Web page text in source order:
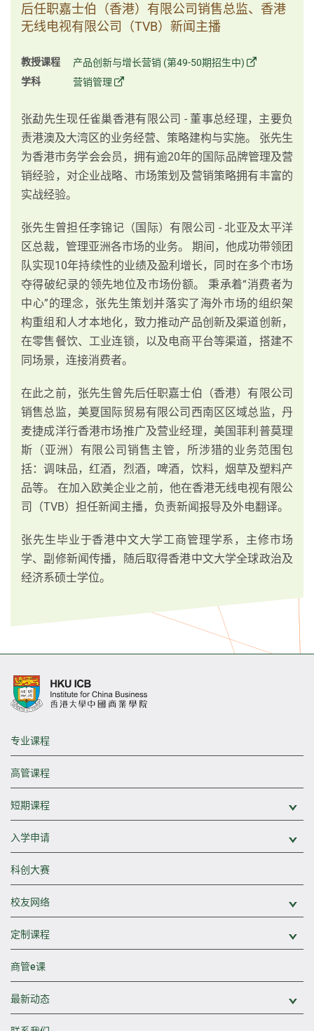
后任职嘉士伯（香港）有限公司销售总监、香港
无线电视有限公司（TVB）新闻主播
教授课程
产品创新与增长营销 (第49-50期招生中)
学科
营销管理
张勐先生现任雀巢香港有限公司 - 董事总经理，主要负
责港澳及大湾区的业务经营、策略建构与实施。 张先生
为香港市务学会会员，拥有逾20年的国际品牌管理及营
销经验，对企业战略、市场策划及营销策略拥有丰富的
实战经验。
张先生曾担任李锦记（国际）有限公司 - 北亚及太平洋
区总裁，管理亚洲各市场的业务。 期间，他成功带领团
队实现10年持续性的业绩及盈利增长，同时在多个市场
夺得破纪录的领先地位及市场份额。 秉承着“消费者为
中心”的理念，张先生策划并落实了海外市场的组织架
构重组和人才本地化，致力推动产品创新及渠道创新，
在零售餐饮、工业连锁，以及电商平台等渠道，搭建不
同场景，连接消费者。
在此之前，张先生曾先后任职嘉士伯（香港）有限公司
销售总监，美夏国际贸易有限公司西南区区域总监，丹
麦捷成洋行香港市场推广及营业经理，美国菲利普莫理
斯（亚洲）有限公司销售主管，所涉猎的业务范围包
括：调味品，红酒，烈酒，啤酒，饮料，烟草及塑料产
品等。 在加入欧美企业之前，他在香港无线电视有限公
司（TVB）担任新闻主播，负责新闻报导及外电翻译。
张先生毕业于香港中文大学工商管理学系，主修市场
学、副修新闻传播，随后取得香港中文大学全球政治及
经济系硕士学位。
专业课程
高管课程
短期课程
入学申请
科创大赛
校友网络
定制课程
商管e课
最新动态